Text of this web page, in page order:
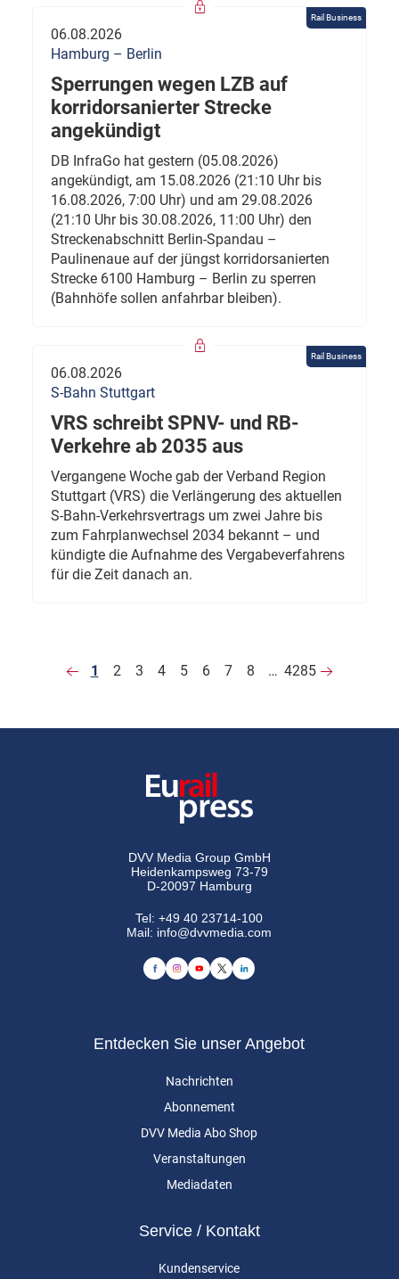
Rail Business
06.08.2026
Hamburg – Berlin
Sperrungen wegen LZB auf
korridorsanierter Strecke
angekündigt
DB InfraGo hat gestern (05.08.2026)
angekündigt, am 15.08.2026 (21:10 Uhr bis
16.08.2026, 7:00 Uhr) und am 29.08.2026
(21:10 Uhr bis 30.08.2026, 11:00 Uhr) den
Streckenabschnitt Berlin-Spandau –
Paulinenaue auf der jüngst korridorsanierten
Strecke 6100 Hamburg – Berlin zu sperren
(Bahnhöfe sollen anfahrbar bleiben).
Rail Business
06.08.2026
S-Bahn Stuttgart
VRS schreibt SPNV- und RB-
Verkehre ab 2035 aus
Vergangene Woche gab der Verband Region
Stuttgart (VRS) die Verlängerung des aktuellen
S-Bahn-Verkehrsvertrags um zwei Jahre bis
zum Fahrplanwechsel 2034 bekannt – und
kündigte die Aufnahme des Vergabeverfahrens
für die Zeit danach an.
1 2 3 4 5 6 7 8 … 4285
DVV Media Group GmbH
Heidenkampsweg 73-79
D-20097 Hamburg
Tel:+49 40 23714-100
Mail: info@dvvmedia.com
Entdecken Sie unser Angebot
Nachrichten
Abonnement
DVV Media Abo Shop
Veranstaltungen
Mediadaten
Service / Kontakt
Kundenservice